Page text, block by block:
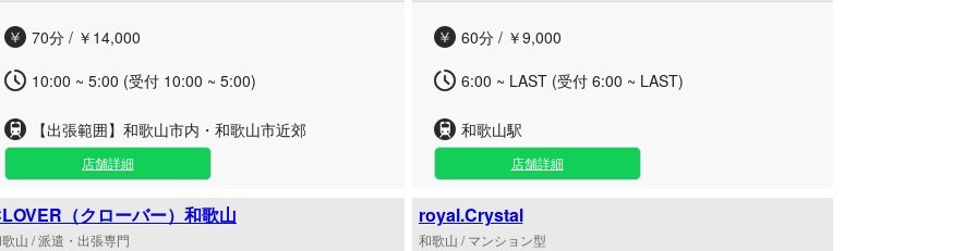
70分 / ￥14,000
10:00 ~ 5:00 (受付 10:00 ~ 5:00)
【出張範囲】和歌山市内・和歌山市近郊
店舗詳細
60分 / ￥9,000
6:00 ~ LAST (受付 6:00 ~ LAST)
和歌山駅
店舗詳細
（クローバー）和歌山
山 / 派遣・出張専門
royal.Crystal
和歌山 / マンション型